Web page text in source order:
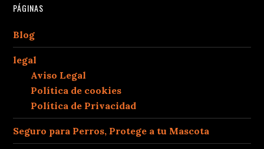
PÁGINAS
Blog
legal
Aviso Legal
Política de cookies
Política de Privacidad
Seguro para Perros, Protege a tu Mascota